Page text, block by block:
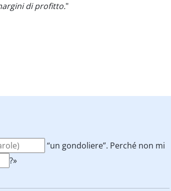
di profitto."
“un gondoliere”. Perché non mi
?»